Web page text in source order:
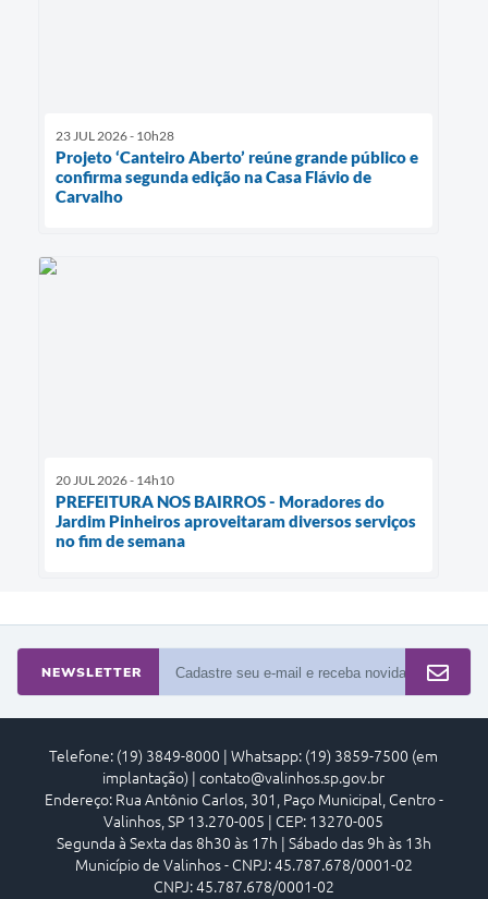
23 JUL 2026 - 10h28
Projeto ‘Canteiro Aberto’ reúne grande público e
confirma segunda edição na Casa Flávio de
Carvalho
20 JUL 2026 - 14h10
PREFEITURA NOS BAIRROS - Moradores do
Jardim Pinheiros aproveitaram diversos serviços
no fim de semana
NEWSLETTER
Telefone: (19) 3849-8000 | Whatsapp: (19) 3859-7500 (em
implantação) | contato@valinhos.sp.gov.br
Endereço: Rua Antônio Carlos, 301, Paço Municipal, Centro -
Valinhos, SP 13.270-005 | CEP: 13270-005
Segunda à Sexta das 8h30 às 17h | Sábado das 9h às 13h
Município de Valinhos - CNPJ: 45.787.678/0001-02
CNPJ: 45.787.678/0001-02